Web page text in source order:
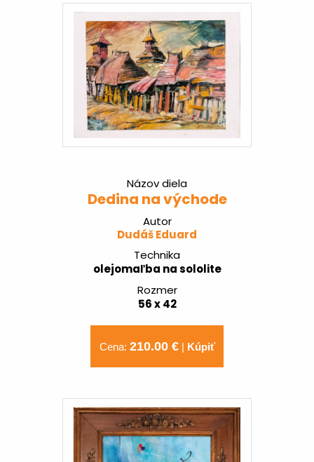
Názov diela
Dedina na východe
Autor
Dudáš Eduard
Technika
olejomaľba na sololite
Rozmer
56 x 42
Cena: 210.00 €| Kúpiť